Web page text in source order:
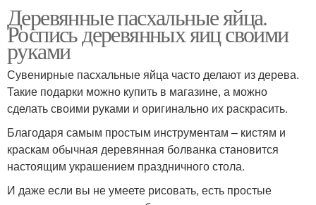
Деревянные пасхальные яйца.
Роспись деревянных яиц своими
руками
Сувенирные пасхальные яйца часто делают из дерева.
Такие подарки можно купить в магазине, а можно
сделать своими руками и оригинально их раскрасить.
Благодаря самым простым инструментам – кистям и
краскам обычная деревянная болванка становится
настоящим украшением праздничного стола.
И даже если вы не умеете рисовать, есть простые